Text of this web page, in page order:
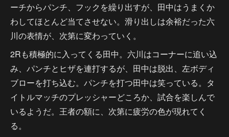
ーチからパンチ、フックを繰り出すが、田中はうまくか
わしてほとんど当てさせない。滑り出しは余裕だった六
川の表情が、次第に変わっていく。
2Rも積極的に入ってくる田中。六川はコーナーに追い込
み、パンチとヒザを連打するが、田中は脱出、左ボディ
ブローを打ち込む。パンチを打つ田中は笑っている。タ
イトルマッチのプレッシャーどころか、試合を楽しんで
いるようだ。王者の額に、次第に疲労の色が現れてく
る。